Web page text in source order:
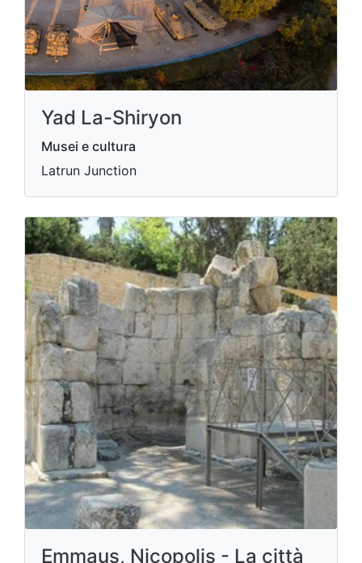
Yad La-Shiryon
Musei e cultura
Latrun Junction
Emmaus, Nicopolis - La città